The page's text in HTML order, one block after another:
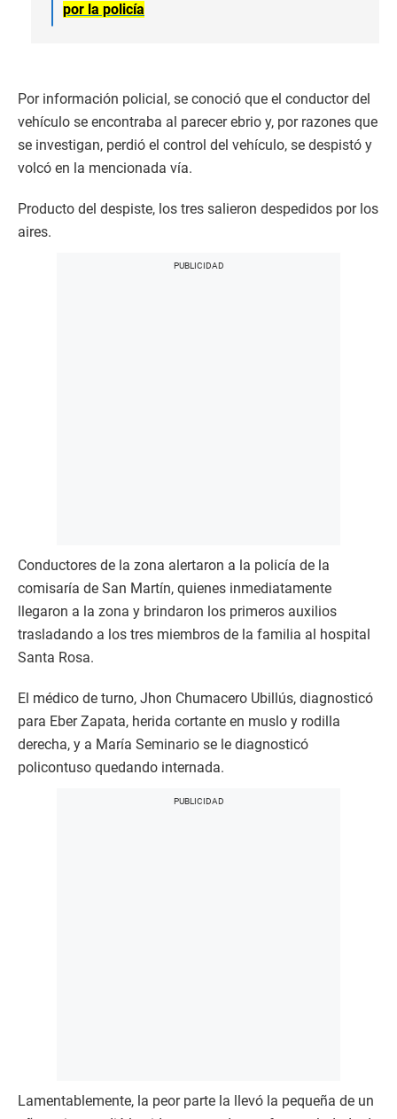
por la policía
Por información policial, se conoció que el conductor del
vehículo se encontraba al parecer ebrio y, por razones que
se investigan, perdió el control del vehículo, se despistó y
volcó en la mencionada vía.
Producto del despiste, los tres salieron despedidos por los
aires.
Conductores de la zona alertaron a la policía de la
comisaría de San Martín, quienes inmediatamente
llegaron a la zona y brindaron los primeros auxilios
trasladando a los tres miembros de la familia al hospital
Santa Rosa.
El médico de turno, Jhon Chumacero Ubillús, diagnosticó
para Eber Zapata, herida cortante en muslo y rodilla
derecha, y a María Seminario se le diagnosticó
policontuso quedando internada.
Lamentablemente, la peor parte la llevó la pequeña de un